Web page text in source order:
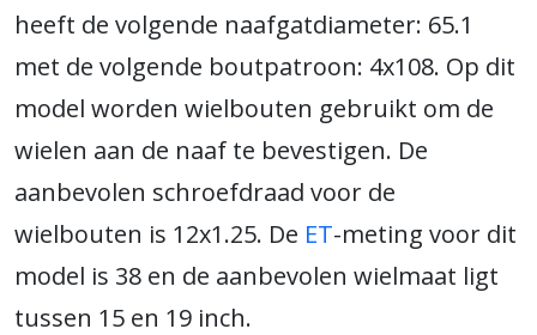
heeft de volgende naafgatdiameter: 65.1
met de volgende boutpatroon: 4x108. Op dit
model worden wielbouten gebruikt om de
wielen aan de naaf te bevestigen. De
aanbevolen schroefdraad voor de
wielbouten is 12x1.25. De ET-meting voor dit
model is 38 en de aanbevolen wielmaat ligt
tussen 15 en 19 inch.